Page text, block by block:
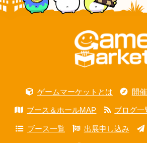
ゲームマーケットとは 開
ブース＆ホールMAP ブログ一
ブース一覧 出展申し込み